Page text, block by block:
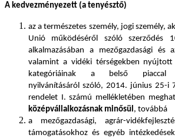
A kedvezményezett (a tenyésztő)
az a természetes személy, jogi személy,
Unió működéséről szóló szerződés
alkalmazásában a mezőgazdasági és
valamint a vidéki térségekben nyújtott
kategóriáinak a belső piaccal
nyilvánításáról szóló, 2014. június 25-i
rendelet I. számú mellékletében
középvállalkozásnak minősül , továbbá
a mezőgazdasági, agrár-
támogatásokhoz és egyéb